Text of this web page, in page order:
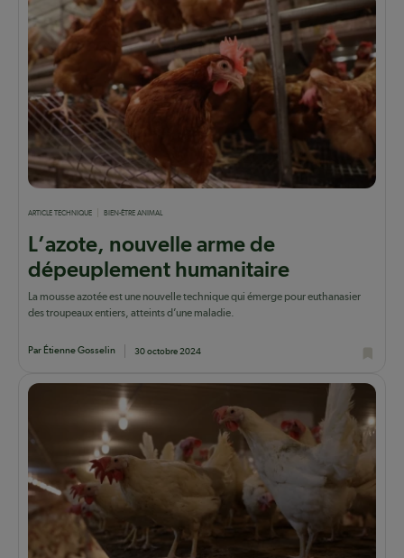
ARTICLE TECHNIQUE BIEN-ÊTRE ANIMAL
L’azote, nouvelle arme de
dépeuplement humanitaire
La mousse azotée est une nouvelle technique qui émerge pour euthanasier
des troupeaux entiers, atteints d’une maladie.
Par Étienne Gosselin 30 octobre 2024